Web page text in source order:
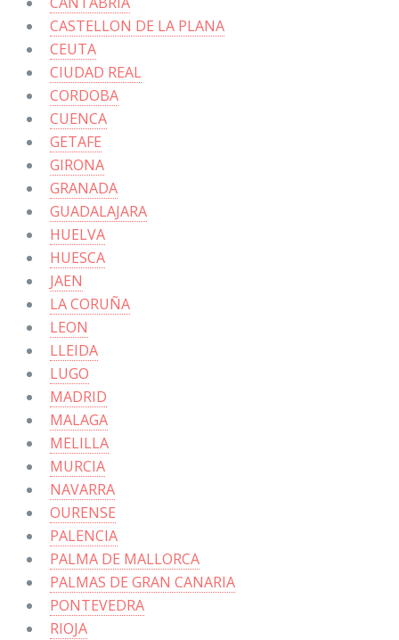
CASTELLON DE LA PLANA
CEUTA
CIUDAD REAL
CORDOBA
CUENCA
GETAFE
GIRONA
GRANADA
GUADALAJARA
HUELVA
HUESCA
JAEN
LA CORUÑA
LEON
LLEIDA
LUGO
MADRID
MALAGA
MELILLA
MURCIA
NAVARRA
OURENSE
PALENCIA
PALMA DE MALLORCA
PALMAS DE GRAN CANARIA
PONTEVEDRA
RIOJA